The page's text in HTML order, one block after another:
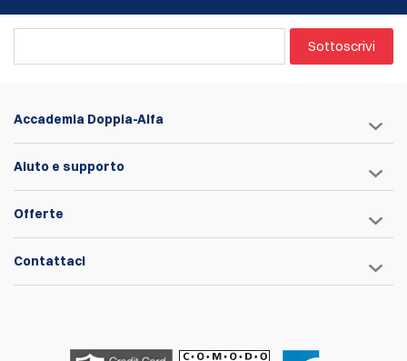
Sottoscrivi
Accademia Doppia-Alfa
Aiuto e supporto
Offerte
Contattaci